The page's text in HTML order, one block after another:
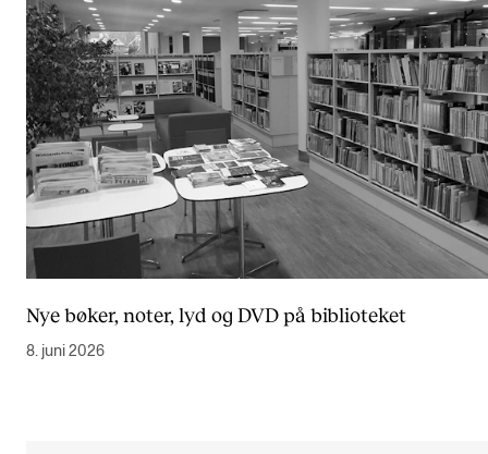
Nye bøker, noter, lyd og DVD på biblioteket
8. juni 2026